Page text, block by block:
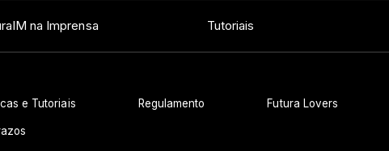
na Imprensa Tutoriais
e Tutoriais Regulamento Futura Lovers